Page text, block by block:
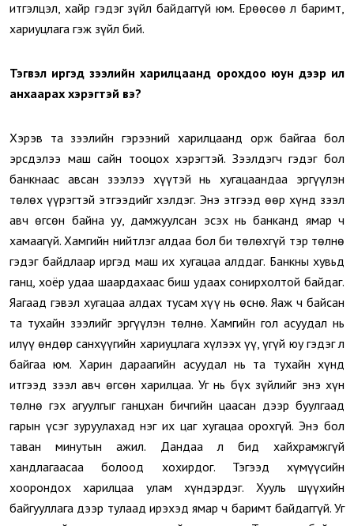
итгэлцэл, хайр гэдэг зүйл байдаггүй юм. Ерөөсөө л баримт,
хариуцлага гэж зүйл бий.
Тэгвэл иргэд зээлийн харилцаанд орохдоо юун дээр илүү
анхаарах хэрэгтэй вэ?
Хэрэв та зээлийн гэрээний харилцаанд орж байгаа бол
эрсдэлээ маш сайн тооцох хэрэгтэй. Зээлдэгч гэдэг бол
банкнаас авсан зээлээ хүүтэй нь хугацаандаа эргүүлэн
төлөх үүрэгтэй этгээдийг хэлдэг. Энэ этгээд өөр хүнд зээл
авч өгсөн байна уу, дамжуулсан эсэх нь банканд ямар ч
хамаагүй. Хамгийн нийтлэг алдаа бол би төлөхгүй тэр төлнө
гэдэг байдлаар иргэд маш их хугацаа алддаг. Банкны хувьд
ганц, хоёр удаа шаардахаас биш удаах сонирхолтой байдаг.
Яагаад гэвэл хугацаа алдах тусам хүү нь өснө. Яаж ч байсан
та тухайн зээлийг эргүүлэн төлнө. Хамгийн гол асуудал нь
илүү өндөр санхүүгийн хариуцлага хүлээх үү, үгүй юу гэдэг л
байгаа юм. Харин дараагийн асуудал нь та тухайн хүнд
итгээд зээл авч өгсөн харилцаа. Уг нь бүх зүйлийг энэ хүн
төлнө гэх агуулгыг ганцхан бичгийн цаасан дээр буулгаад
гарын үсэг зуруулахад нэг их цаг хугацаа орохгүй. Энэ бол
таван минутын ажил. Дандаа л бид хайхрамжгүй
хандлагаасаа болоод хохирдог. Тэгээд хүмүүсийн
хоорондох харилцаа улам хүндэрдэг. Хууль шүүхийн
байгууллага дээр тулаад ирэхэд ямар ч баримт байдаггүй. Уг